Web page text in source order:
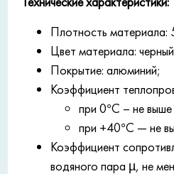
Плотность
Цвет материала:
Покрытие: алюминий;
Коэффициент
при 0°С – не
при +40°С — не
Коэффициент
водяного пара µ, не